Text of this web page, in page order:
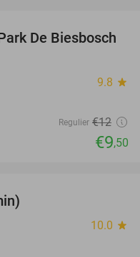
21%
De Biesbosch
9.8 star
Regulier €12
€9,50
10.0 star